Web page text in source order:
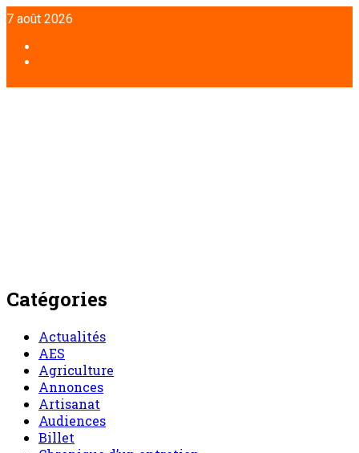
Aller
au
contenu
7 août 2026
Catégories
Actualités
AES
Agriculture
Annonces
Artisanat
Audiences
Billet